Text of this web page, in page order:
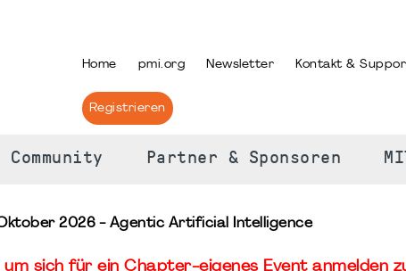
Home pmi.org Newsletter Kontakt &
Registrieren
Community Partner & Sponsoren
2026 - Agentic Artificial Intelligence
um sich für ein Chapter-eigenes Event anmelden